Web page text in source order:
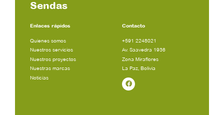
Sendas
Enlaces rápidos
Quienes somos
Nuestros servicios
Nuestros proyectos
Nuestras marcas
Noticias
Contacto
+591 2248021
Av. Saavedra 1936
Zona Miraflores
La Paz, Bolivia
Facebook